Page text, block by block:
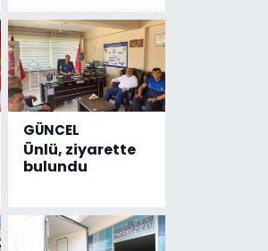
GÜNCEL
Ünlü, ziyarette
bulundu